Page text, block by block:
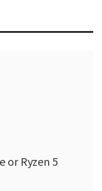
or Ryzen 5